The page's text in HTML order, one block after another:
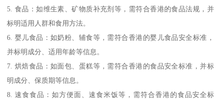
5. 食品：如维生素、矿物质补充剂等，需符合香港的食品法规，并
标明适用人群和食用方法。
6. 婴儿食品：如奶粉、辅食等，需符合香港的婴儿食品安全标准，
并标明成分、适用年龄等信息。
7. 烘焙食品：如面包、蛋糕等，需符合香港的食品安全标准，并标
明成分、保质期等信息。
8. 速食食品：如方便面、速食米饭等，需符合香港的食品安全标